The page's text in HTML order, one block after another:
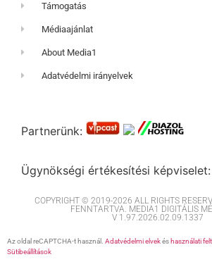
Támogatás
Médiaajánlat
About Media1
Adatvédelmi irányelvek
Partnerünk:
Ügynökségi értékesítési képviselet:
COPYRIGHT © 2019-2026 ALL RIGHTS
FENNTARTVA. MEDIA1 DIGITÁLIS
V 1.97.2026.02.09.1337
Az oldal reCAPTCHA-t használ. Adatvédelmi elvekés használati
Sütibeállítások